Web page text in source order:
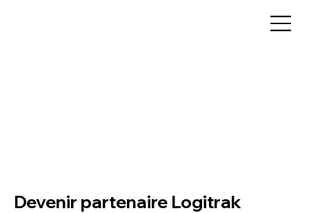
Devenir partenaire Logitrak